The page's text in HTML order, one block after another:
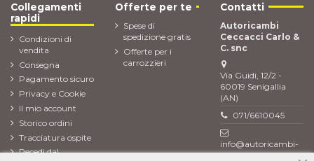
Collegamenti
rapidi
Condizioni di
vendita
Consegna
Pagamento sicuro
Privacy e Cookie
Il mio account
Storico ordini
Tracciatura ospite
Recedi dal
Offerte per te
Spese di
spedizione gratis
Offerte per i
carrozzieri
Contatti
Autoricambi
Ceccacci Carlo &
C. snc
Via Guidi, 12/2 -
60019 Senigallia
(AN)
071/6610045
info@autoricambi-
ceccacci.it